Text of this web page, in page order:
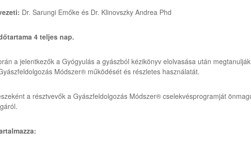
Dr. Sarungi Emőke és Dr. Klinovszky Andrea Phd
4 teljes nap.
a jelentkezők a Gyógyulás a gyászból kézikönyv elolvasása után
Módszer® működését és részletes használatát.
a résztvevők a Gyászfeldolgozás Módszer® cselekvésprogramját